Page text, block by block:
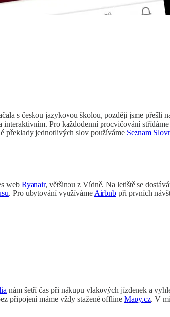
s českou jazykovou školou, později jsme přešli
interaktivním. Pro každodenní procvičování střídáme
překlady jednotlivých slov používáme Seznam
web Ryanair, většinou z Vídně. Na letiště se
. Pro ubytování využíváme Airbnb při prvních
nám šetří čas při nákupu vlakových jízdenek a
připojení máme vždy stažené offline Mapy.cz. V